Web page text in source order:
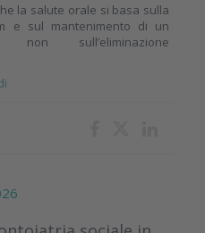
la salute orale si basa sulla
e sul mantenimento di un
non sull’eliminazione